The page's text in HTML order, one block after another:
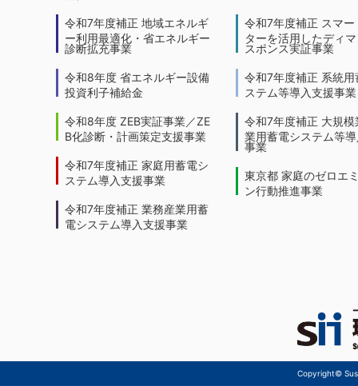
令和7年度補正 地域エネルギ
ー利用最適化・省エネルギー
診断拡充事業
令和8年度 省エネルギー設備
投資利子補給金
令和8年度 ZEB実証事業／ZE
B化診断・計画策定支援事業
令和7年度補正 家庭用蓄電シ
ステム導入支援事業
令和7年度補正 業務産業用蓄
電システム導入支援事業
令和7年度補正 スマー
ターを活用したディ
スポンス実証事業
令和7年度補正 系統用
ステム等導入支援事業
令和7年度補正 大規模
業用蓄電システム等
事業
東京都 家庭のゼロエ
ン行動推進事業
Copyright©